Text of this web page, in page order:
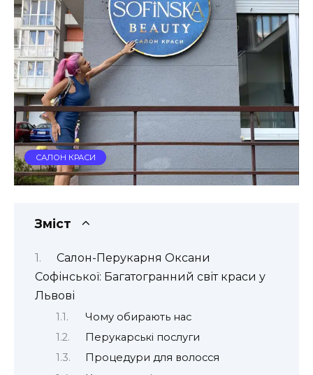
САЛОН КРАСИ
Зміст
Салон-Перукарня Оксани
Софінської: Багатогранний світ краси у
Львові
Чому обирають нас
Перукарські послуги
Процедури для волосся